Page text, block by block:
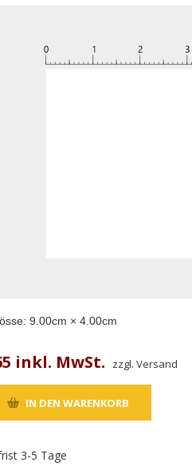
9.00cm ×4.00cm
inkl. MwSt. zzgl. Versand
3-5 Tage